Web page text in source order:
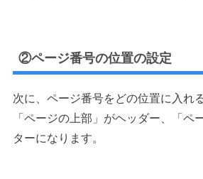
②ページ番号の位置の設定
次に、ページ番号をどの位置に入れ
「ページの上部」がヘッダー、「ペ
ターになります。